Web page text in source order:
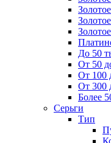
До 50
От 50
От 100
От 300
Более
Серьги
Тип